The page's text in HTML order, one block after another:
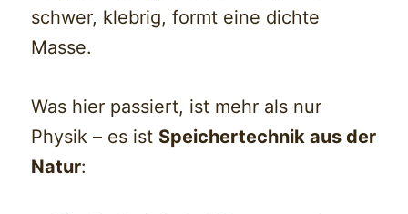
schwer, klebrig, formt eine dichte
Masse.
Was hier passiert, ist mehr als nur
Physik – es ist Speichertechnik aus der
Natur: